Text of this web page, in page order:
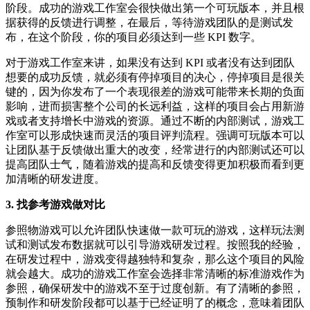
阶段。成功的游戏工作室会很快做出第一个可玩版本，并且根
据获得的反馈进行调整，在最后，等待游戏团队的是测试发
布，在这个阶段，你的项目必须达到一些 KPI 数字。
对于游戏工作室来讲，如果没有达到 KPI 或者没有达到团队
想要的成功反馈，就必须有停掉项目的决心，停掉项目是很关
键的，因为你发布了一个表现很差的游戏可能带来长期的负面
影响，进而损害整个公司的长远利益，这样的项目会占用新游
戏或者支持增长中游戏的资源。通过不断的内部测试，游戏工
作室可以形成快速而灵活的项目评判流程。强调可玩版本可以
让团队基于反馈做出重大的改变，经常进行的内部测试还可以
提高团队士气，随着游戏的提高和反馈变得更加积极而看到更
加清晰的研发进度。
3. 找参考游戏做对比
参照物游戏可以允许团队快速做一款可玩的游戏，这样玩法测
试和测试发布数据就可以引导游戏研发过程。按照我的经验，
在研发过程中，游戏变得越独特和复杂，那么这个项目的风险
就会越大。成功的游戏工作室会选择非常清晰的标准游戏作为
参照，确保研发中的游戏不至于过度创新。有了清晰的参照，
预制作和研发阶段都可以基于已经证明了的概念，意味着团队